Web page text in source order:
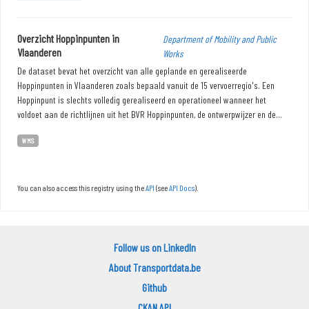
Overzicht Hoppinpunten in
Vlaanderen
Department of Mobility and Public
Works
De dataset bevat het overzicht van alle geplande en gerealiseerde
Hoppinpunten in Vlaanderen zoals bepaald vanuit de 15 vervoerregio's. Een
Hoppinpunt is slechts volledig gerealiseerd en operationeel wanneer het
voldoet aan de richtlijnen uit het BVR Hoppinpunten, de ontwerpwijzer en de...
WMS
You can also access this registry using theAPI (seeAPI Docs).
Follow us on LinkedIn
About Transportdata.be
Github